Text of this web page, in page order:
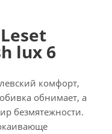
lux 6
комфорт,
обнимает, а
безмятежности.